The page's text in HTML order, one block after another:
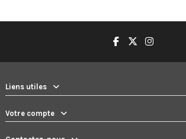
Liens utiles
Votre compte